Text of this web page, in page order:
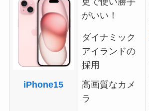
iPhone15
がいい！
ダイナミック
アイランドの
採用
高画質なカメ
ラ